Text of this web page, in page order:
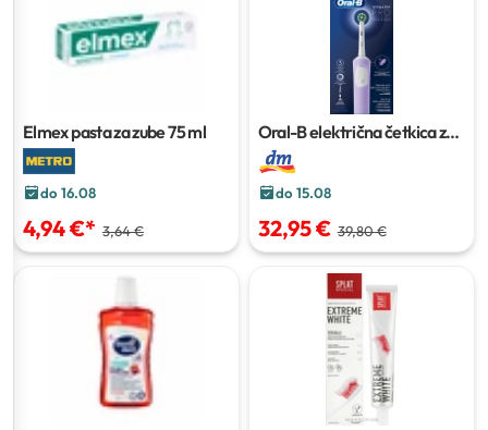
Elmex pasta za zube75 ml
do 16.08
4,94 €* 3,64 €
Oral-B električna četkica za
zube Vitality Pro Lilac
do 15.08
32,95 € 39,80 €